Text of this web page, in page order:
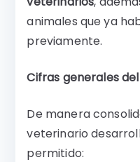
animales que ya
previamente.
Cifras generales
De manera
veterinario
permitido: